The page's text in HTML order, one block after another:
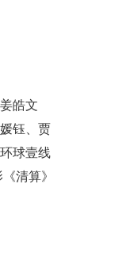
皓文
钰、贾
球壹线
清算》